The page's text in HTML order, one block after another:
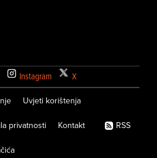
Instagram X
Uvjeti korištenja
privatnosti Kontakt RSS